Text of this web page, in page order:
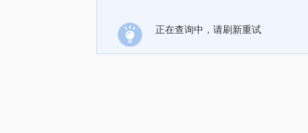
正在查询中，请刷新重试